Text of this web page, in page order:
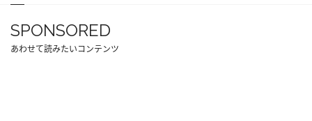
SPONSORED
あわせて読みたいコンテンツ